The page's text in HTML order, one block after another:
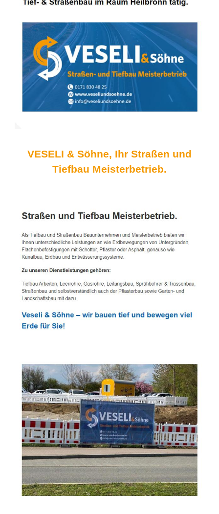
VESELI & Söhne, Ihr Straßen und
Tiefbau Meisterbetrieb.